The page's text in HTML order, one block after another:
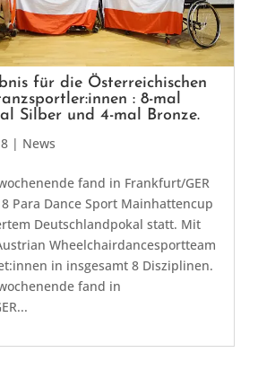
für die Österreichischen
: 8-mal
Silber und 4-mal Bronze.
| News
fand in Frankfurt/GER
Para Dance Sport Mainhattencup
Deutschlandpokal statt. Mit
Wheelchairdancesportteam
in insgesamt 8 Disziplinen.
fand in